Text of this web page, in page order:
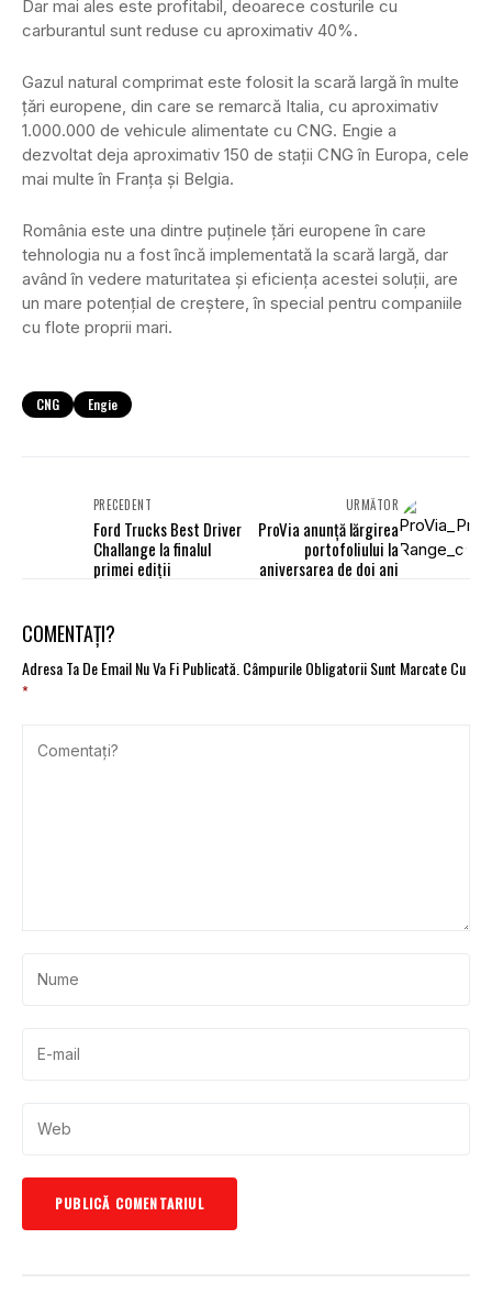
Dar mai ales este profitabil, deoarece costurile cu
carburantul sunt reduse cu aproximativ 40%.
Gazul natural comprimat este folosit la scară largă în multe
țări europene, din care se remarcă Italia, cu aproximativ
1.000.000 de vehicule alimentate cu CNG. Engie a
dezvoltat deja aproximativ 150 de stații CNG în Europa, cele
mai multe în Franța și Belgia.
România este una dintre puținele țări europene în care
tehnologia nu a fost încă implementată la scară largă, dar
având în vedere maturitatea și eficiența acestei soluții, are
un mare potențial de creștere, în special pentru companiile
cu flote proprii mari.
CNG Engie
PRECEDENT
Ford Trucks Best Driver
Challange la finalul
primei ediții
URMĂTOR
ProVia anunță lărgirea
portofoliului la
aniversarea de doi ani
COMENTAȚI?
Adresa Ta De Email Nu Va Fi Publicată. Câmpurile Obligatorii Sunt Marcate Cu
*